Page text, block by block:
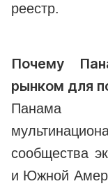
реестр.
Почему
рынком для
Панама
сообщества
и Южной